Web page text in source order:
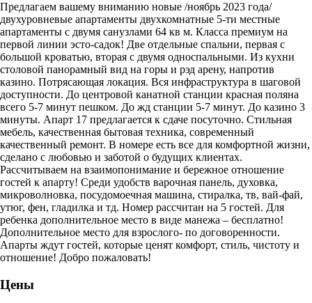
Предлагаем вашему вниманию новые /ноябрь 2023 года/
двухуровневые апартаменты двухкомнатные 5-ти местные
апартаменты с двумя санузлами 64 кв м. Класса премиум на
первой линии эсто-садок! Две отдельные спальни, первая с
большой кроватью, вторая с двумя односпальными. Из кухни
столовой панорамный вид на горы и рэд арену, напротив
казино. Потрясающая локация. Вся инфраструктура в шаговой
доступности. До центровой канатной станции красная поляна
всего 5-7 минут пешком. До жд станции 5-7 минут. До казино 3
минуты. Апарт 17 предлагается к сдаче посуточно. Стильная
мебель, качественная бытовая техника, современный
качественный ремонт. В номере есть все для комфортной жизни,
сделано с любовью и заботой о будущих клиентах.
Рассчитываем на взаимопонимание и бережное отношение
гостей к апарту! Среди удобств варочная панель, духовка,
микроволновка, посудомоечная машина, стиралка, тв, вай-фай,
утюг, фен, гладилка и тд. Номер рассчитан на 5 гостей. Для
ребенка дополнительное место в виде манежа – бесплатно!
Дополнительное место для взрослого- по договоренности.
Апарты ждут гостей, которые ценят комфорт, стиль, чистоту и
отношение! Добро пожаловать!
Цены